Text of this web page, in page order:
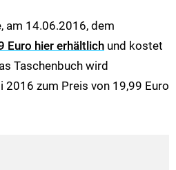
am 14.06.2016, dem
Euro hier erhältlich und kostet
Taschenbuch wird
zum Preis von 19,99 Euro